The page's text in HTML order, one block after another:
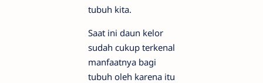
tubuh kita.
Saat ini daun kelor
sudah cukup terkenal
manfaatnya bagi
tubuh oleh karena itu